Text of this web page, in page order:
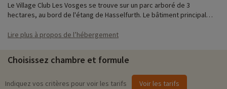
Le Village Club Les Vosges se trouve sur un parc arboré de 3
hectares, au bord de l'étang de Hasselfurth. Le bâtiment principal
que le restaurant. A l'extérieur vous pourrez profiter d'une aire de
Dans ce décor verdoyant, vous séjournerez en chalet ou en
appartement. Les chalets individuels sont répartis sur le parc de 3
hectares et les appartements sont situés dans un bâtiment aux 1er et
Lire plus à propos de l’hébergement
Choisissez chambre et formule
Indiquez vos critères pour voir les tarifs Voir les tarifs